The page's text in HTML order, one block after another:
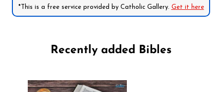
*This is a free service provided by Catholic Gallery. Get it here
Recently added Bibles